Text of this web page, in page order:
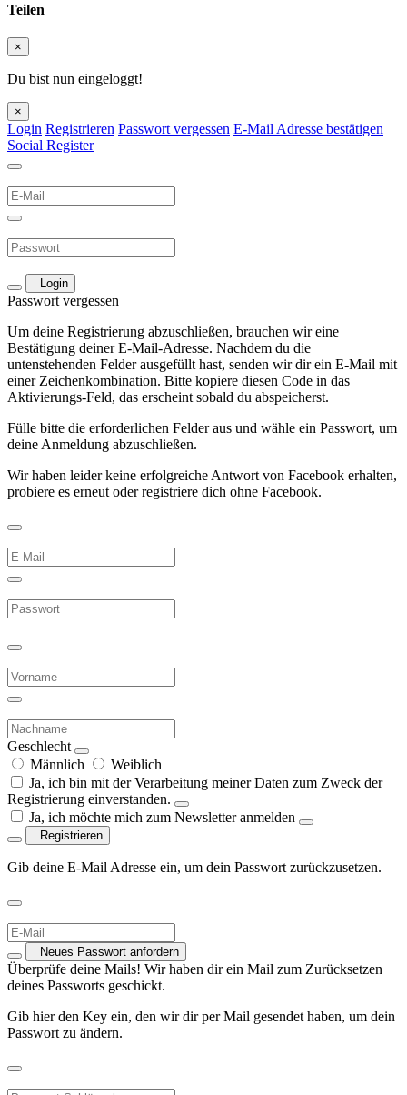
Teilen
×
Du bist nun eingeloggt!
×
Login Registrieren Passwort vergessen E-Mail Adresse bestätigen
Social Register
Login
Passwort vergessen
Um deine Registrierung abzuschließen, brauchen wir eine
Bestätigung deiner E-Mail-Adresse. Nachdem du die
untenstehenden Felder ausgefüllt hast, senden wir dir ein E-Mail mit
einer Zeichenkombination. Bitte kopiere diesen Code in das
Aktivierungs-Feld, das erscheint sobald du abspeicherst.
Fülle bitte die erforderlichen Felder aus und wähle ein Passwort, um
deine Anmeldung abzuschließen.
Wir haben leider keine erfolgreiche Antwort von Facebook erhalten,
probiere es erneut oder registriere dich ohne Facebook.
Geschlecht
Männlich
Weiblich
Ja, ich bin mit der Verarbeitung meiner Daten zum Zweck der
Registrierung einverstanden.
Ja, ich möchte mich zum Newsletter anmelden
Registrieren
Gib deine E-Mail Adresse ein, um dein Passwort zurückzusetzen.
Neues Passwort anfordern
Überprüfe deine Mails! Wir haben dir ein Mail zum Zurücksetzen
deines Passworts geschickt.
Gib hier den Key ein, den wir dir per Mail gesendet haben, um dein
Passwort zu ändern.